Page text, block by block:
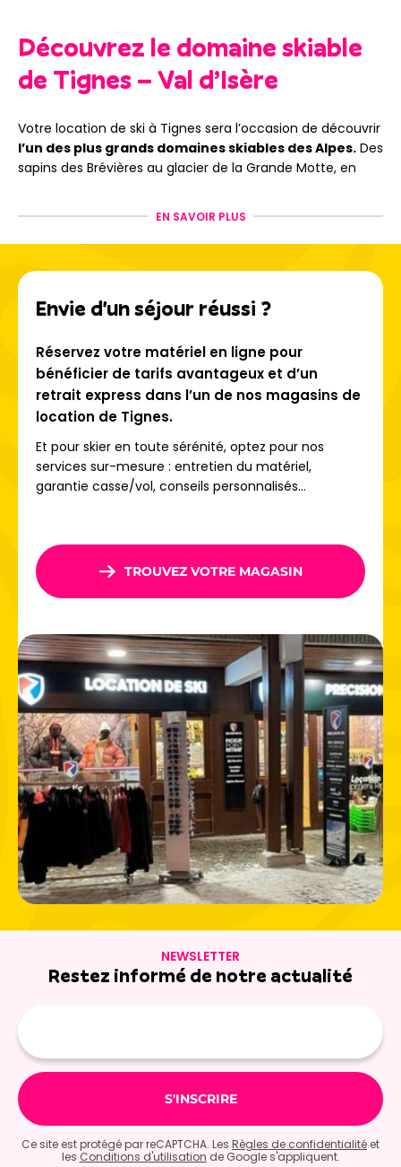
Découvrez le domaine skiable
de Tignes – Val d’Isère
Votre location de ski à Tignes sera l’occasion de découvrir
l’un des plus grands domaines skiables des Alpes. Des
sapins des Brévières au glacier de la Grande Motte, en
mécaniques du domaine.
EN SAVOIR PLUS
Envie d'un séjour réussi ?
Réservez votre matériel en ligne pour
bénéficier de tarifs avantageux et d’un
retrait express dans l’un de nos magasins de
location de Tignes.
Et pour skier en toute sérénité, optez pour nos
services sur-mesure : entretien du matériel,
garantie casse/vol, conseils personnalisés...
TROUVEZ VOTRE MAGASIN
NEWSLETTER
Restez informé de notre actualité
mail
Ce site est protégé par reCAPTCHA. Les Règles de confidentialité et
les Conditions d'utilisation de Google s'appliquent.